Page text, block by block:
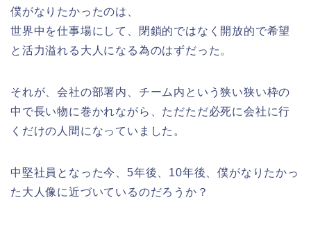
僕がなりたかったのは、
世界中を仕事場にして、閉鎖的ではなく開放的で希望
と活力溢れる大人になる為のはずだった。
それが、会社の部署内、チーム内という狭い狭い枠の
中で長い物に巻かれながら、ただただ必死に会社に行
くだけの人間になっていました。
中堅社員となった今、5年後、10年後、僕がなりたかっ
た大人像に近づいているのだろうか？